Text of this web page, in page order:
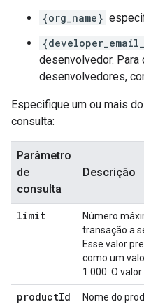
{org_name}
desenvolvedor.
desenvolvedores,
Especifique um ou mais
consulta:
Parâmetro
de
consulta
Descrição
limit
Número
transação a
Esse valor
como um
1.000. O
productId
Nome do